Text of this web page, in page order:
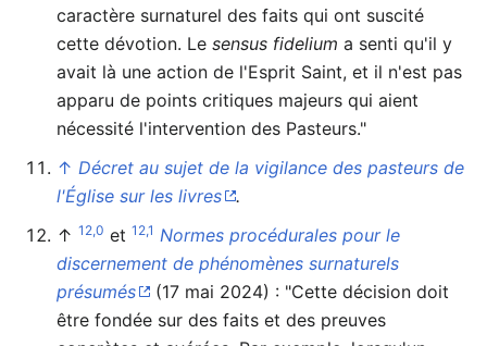
caractère surnaturel des faits qui ont suscité
cette dévotion. Le sensus fidelium a senti qu'il y
avait là une action de l'Esprit Saint, et il n'est pas
apparu de points critiques majeurs qui aient
nécessité l'intervention des Pasteurs."
↑ Décret au sujet de la vigilance des pasteurs de
l'Église sur les livres
.
↑ 12,0 et 12,1 Normes procédurales pour le
discernement de phénomènes surnaturels
présumés
(17 mai 2024) : "Cette décision doit
être fondée sur des faits et des preuves